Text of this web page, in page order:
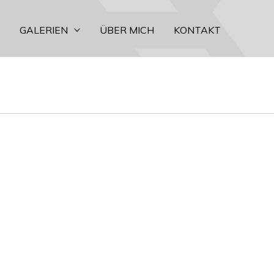
GALERIEN ÜBER MICH KONTAKT